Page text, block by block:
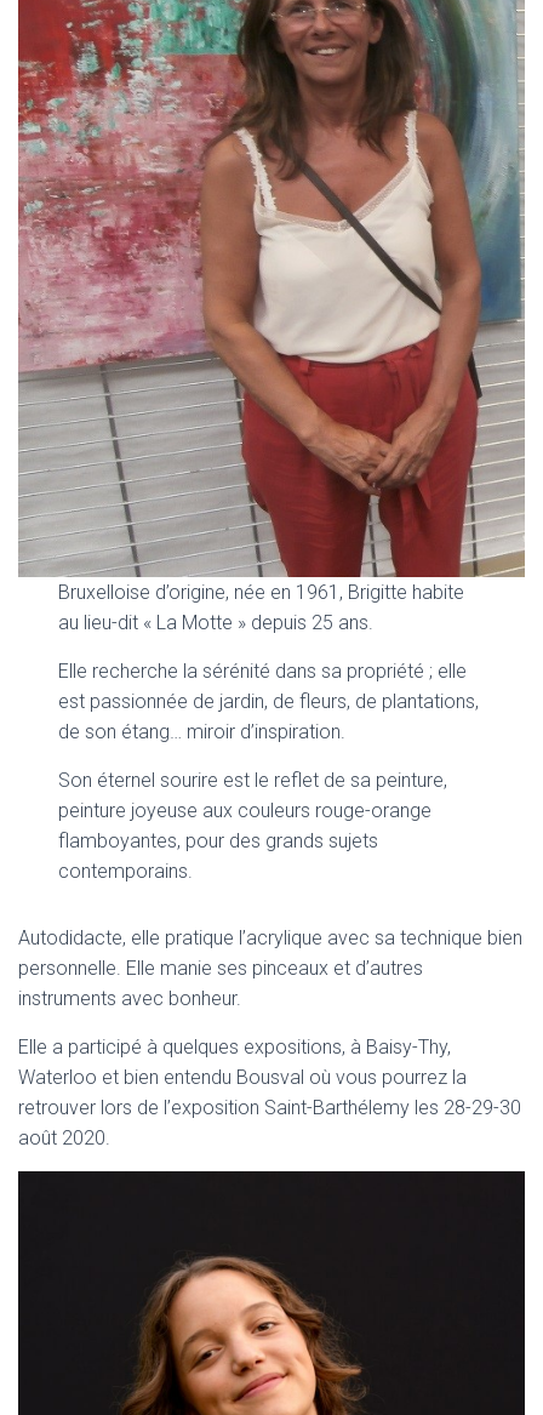
Bruxelloise d’origine, née en 1961, Brigitte habite
au lieu-dit « La Motte » depuis 25 ans.
Elle recherche la sérénité dans sa propriété ; elle
est passionnée de jardin, de fleurs, de plantations,
de son étang… miroir d’inspiration.
Son éternel sourire est le reflet de sa peinture,
peinture joyeuse aux couleurs rouge-orange
flamboyantes, pour des grands sujets
contemporains.
Autodidacte, elle pratique l’acrylique avec sa technique bien
personnelle. Elle manie ses pinceaux et d’autres
instruments avec bonheur.
Elle a participé à quelques expositions, à Baisy-Thy,
Waterloo et bien entendu Bousval où vous pourrez la
retrouver lors de l’exposition Saint-Barthélemy les 28-29-30
août 2020.